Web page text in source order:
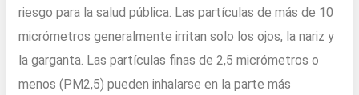
riesgo para la salud pública. Las partículas de más de 10
micrómetros generalmente irritan solo los ojos, la nariz y
la garganta. Las partículas finas de 2,5 micrómetros o
menos (PM2,5) pueden inhalarse en la parte más